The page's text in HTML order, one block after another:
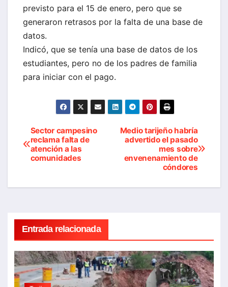
previsto para el 15 de enero, pero que se
generaron retrasos por la falta de una base de
datos.
Indicó, que se tenía una base de datos de los
estudiantes, pero no de los padres de familia
para iniciar con el pago.
Navegación
de
Medio tarijeño habría
advertido el pasado
mes sobre
envenenamiento de
cóndores
Sector campesino
reclama falta de
atención a las
comunidades
Entrada relacionada